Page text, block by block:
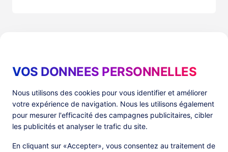
VOS DONNEES PERSONNELLES
Nous utilisons des cookies pour vous identifier et améliorer
votre expérience de navigation. Nous les utilisons également
pour mesurer l'efficacité des campagnes publicitaires, cibler
les publicités et analyser le trafic du site.
En cliquant sur «Accepter», vous consentez au traitement de
Produits
PlatformX Server-Side Tracking
Adloop Media Optimisation
PlatformX Real Time CDP
Ressources
The ⚛ Quantum Lounge
Customer Stories
Fiches Produits